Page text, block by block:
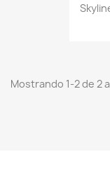
Mostrando 1-2 de 2